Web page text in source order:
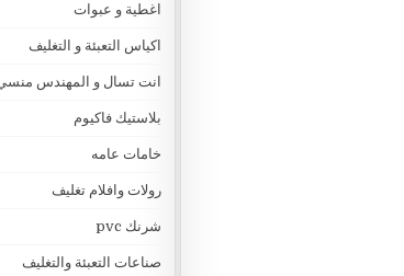
اغطية و عبوات
اكياس التعبئة و التغليف
انت تسال و المهندس
بلاستيك فاكيوم
خامات عامه
رولات وافلام تغليف
شرنك pvc
صناعات التعبئة والتغليف